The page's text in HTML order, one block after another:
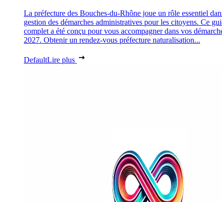
La préfecture des Bouches-du-Rhône joue un rôle essentiel
gestion des démarches administratives pour les citoyens. Ce
complet a été conçu pour vous accompagner dans vos
2027. Obtenir un rendez-vous préfecture naturalisation...
DefaultLire plus